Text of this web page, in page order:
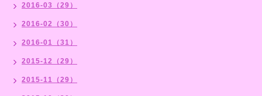
2016-03（29）
2016-02（30）
2016-01（31）
2015-12（29）
2015-11（29）